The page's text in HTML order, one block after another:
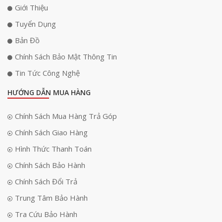
tường bên hơn 60cm, sự gần gũi của các bề mặt có thể gây ra phản ứng
nhiễu trong khoảng 50-200Hz, tạo ra âm thanh boomy. Khi đó, chỉ với
công tắc bật tắt khoảng cách tường Vanishing sẽ giúp giảm phản ứng và
điều chỉnh độ bùng nổ của âm thanh. Đồng thời mang đến âm thanh
Giới Thiệu
Tuyển Dụng
Bản Đồ
Chính Sách Bảo Mật Thông Tin
Tin Tức Công Nghệ
HƯỚNG DẪN MUA HÀNG
Chính Sách Mua Hàng Trả Góp
Chính Sách Giao Hàng
Hình Thức Thanh Toán
Chính Sách Bảo Hành
Chính Sách Đổi Trả
Trung Tâm Bảo Hành
Tra Cứu Bảo Hành